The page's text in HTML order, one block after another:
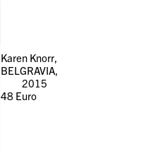
Karen Knorr,
BELGRAVIA,
2015
48Euro